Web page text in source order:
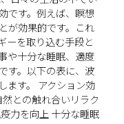
です。例えば、瞑想
が効果的です。これ
ーを取り込む手段と
や十分な睡眠、適度
す。以下の表に、波
ます。 アクション効
との触れ合いリラク
力を向上 十分な睡眠